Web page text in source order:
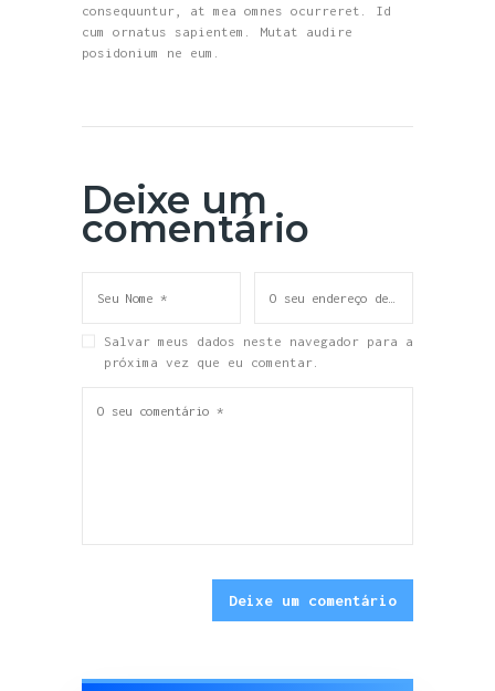
consequuntur, at mea omnes ocurreret. Id
cum ornatus sapientem. Mutat audire
posidonium ne eum.
Deixe um
comentário
Salvar meus dados neste navegador para a
próxima vez que eu comentar.